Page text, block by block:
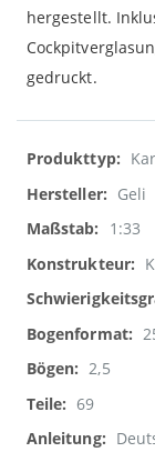
hergestellt.
gedruckt.
Weitere
InformationenGeli
1:33
2,5
69